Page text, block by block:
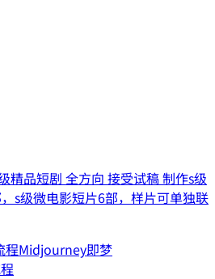
精品短剧 全方向 接受试稿 制作s级
s级微电影短片6部，样片可单独联
程Midjourney即梦